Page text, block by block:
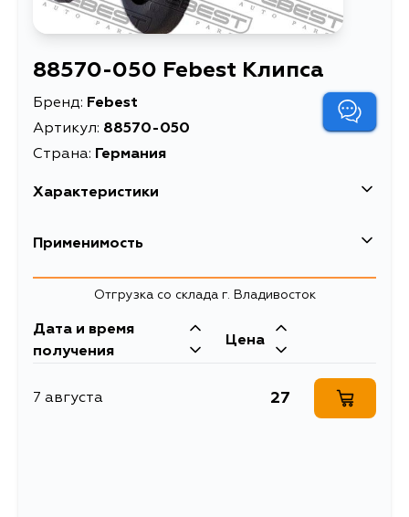
88570-050 Febest Клипса
Бренд: Febest
Артикул: 88570-050
Страна: Германия
Характеристики
EAN-13
Длина упаковки, мм 80
Масса, кг 0.009
Ширина упаковки, мм
Применимость
HyundaiОтгрузка со склада г. Владивосток
Дата и время
получения
Цена
7 августа 27